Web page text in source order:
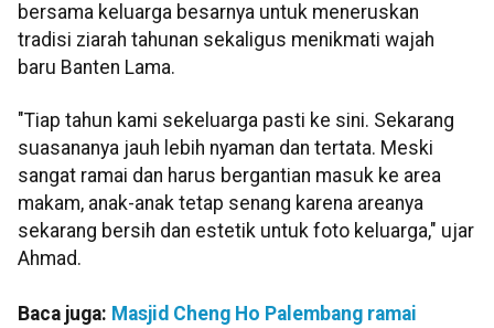
bersama keluarga besarnya untuk meneruskan
tradisi ziarah tahunan sekaligus menikmati wajah
baru Banten Lama.
"Tiap tahun kami sekeluarga pasti ke sini. Sekarang
suasananya jauh lebih nyaman dan tertata. Meski
sangat ramai dan harus bergantian masuk ke area
makam, anak-anak tetap senang karena areanya
sekarang bersih dan estetik untuk foto keluarga," ujar
Ahmad.
Baca juga: Masjid Cheng Ho Palembang ramai